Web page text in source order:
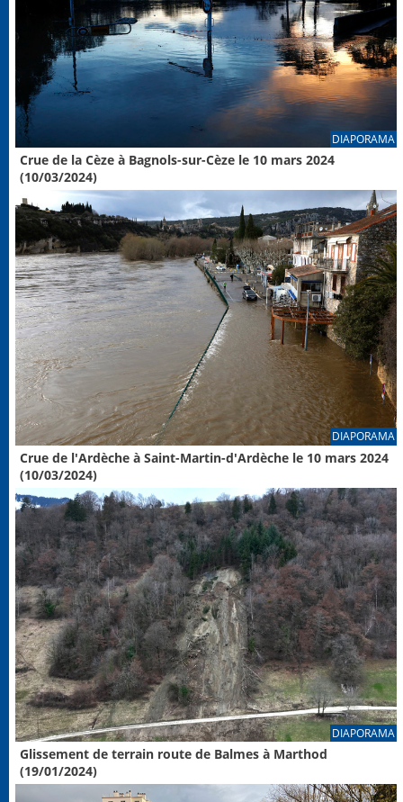
DIAPORAMA
Crue de la Cèze à Bagnols-sur-Cèze le 10 mars 2024
(10/03/2024)
DIAPORAMA
Crue de l'Ardèche à Saint-Martin-d'Ardèche le 10 mars 2024
(10/03/2024)
DIAPORAMA
Glissement de terrain route de Balmes à Marthod
(19/01/2024)